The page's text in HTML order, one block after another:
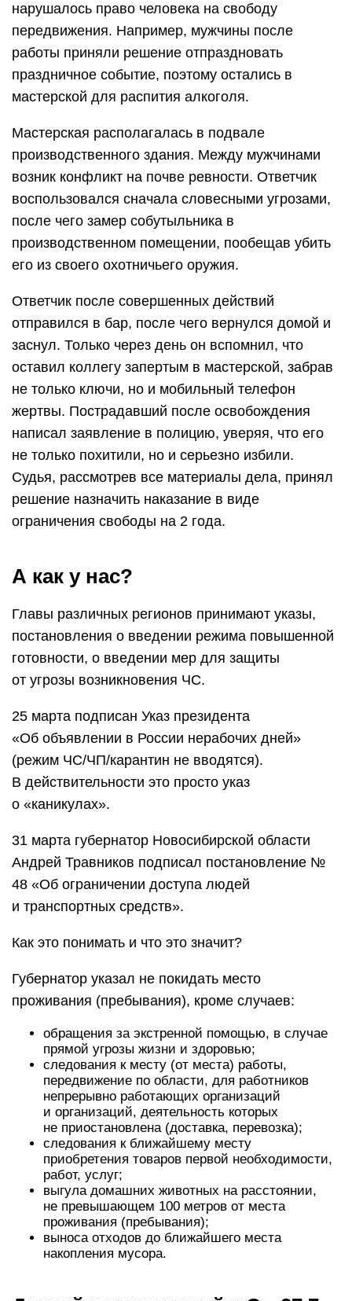
нарушалось право человека на свободу
передвижения. Например, мужчины после
работы приняли решение отпраздновать
праздничное событие, поэтому остались в
мастерской для распития алкоголя.
Мастерская располагалась в подвале
производственного здания. Между мужчинами
возник конфликт на почве ревности. Ответчик
воспользовался сначала словесными угрозами,
после чего замер собутыльника в
производственном помещении, пообещав убить
его из своего охотничьего оружия.
Ответчик после совершенных действий
отправился в бар, после чего вернулся домой и
заснул. Только через день он вспомнил, что
оставил коллегу запертым в мастерской, забрав
не только ключи, но и мобильный телефон
жертвы. Пострадавший после освобождения
написал заявление в полицию, уверяя, что его
не только похитили, но и серьезно избили.
Судья, рассмотрев все материалы дела, принял
решение назначить наказание в виде
ограничения свободы на 2 года.
А как у нас?
Главы различных регионов принимают указы,
постановления о введении режима повышенной
готовности, о введении мер для защиты
от угрозы возникновения ЧС.
25 марта подписан Указ президента
«Об объявлении в России нерабочих дней»
(режим ЧС/ЧП/карантин не вводятся).
В действительности это просто указ
о «каникулах».
31 марта губернатор Новосибирской области
Андрей Травников подписал постановление №
48 «Об ограничении доступа людей
и транспортных средств».
Как это понимать и что это значит?
Губернатор указал не покидать место
проживания (пребывания), кроме случаев:
обращения за экстренной помощью, в случае
прямой угрозы жизни и здоровью;
следования к месту (от места) работы,
передвижение по области, для работников
непрерывно работающих организаций
и организаций, деятельность которых
не приостановлена (доставка, перевозка);
следования к ближайшему месту
приобретения товаров первой необходимости,
работ, услуг;
выгула домашних животных на расстоянии,
не превышающем 100 метров от места
проживания (пребывания);
выноса отходов до ближайшего места
накопления мусора.